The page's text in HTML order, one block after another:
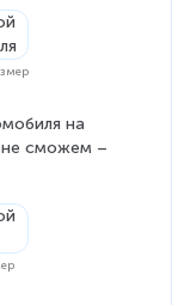
на
не сможем –